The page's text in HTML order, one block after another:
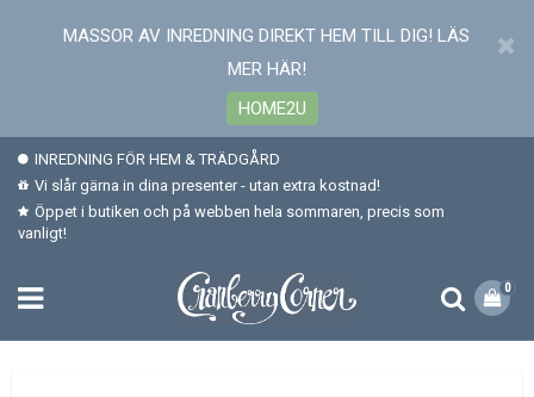
MASSOR AV INREDNING DIREKT HEM TILL DIG! LÄS
MER HÄR!
HOME2U
INREDNING FÖR HEM & TRÄDGÅRD
Vi slår gärna in dina presenter - utan extra kostnad!
Öppet i butiken och på webben hela sommaren, precis som
vanligt!
0